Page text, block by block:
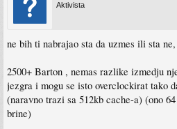
Aktivista
ne bih ti nabrajao sta da uzmes ili sta
2500+ Barton , nemas razlike izmedju
jezgra i mogu se isto overclockirat tako
(naravno trazi sa 512kb cache-a) (ono
brine)